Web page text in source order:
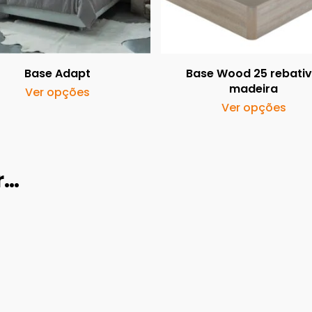
Base Adapt
Ver opções
Base Wood 25
madeira
Ver opçõesThis